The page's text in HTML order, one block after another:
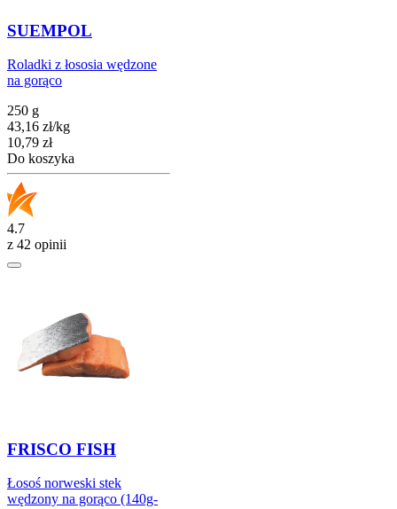
SUEMPOL
Roladki z łososia wędzone
na gorąco
250 g
43,16 zł/kg
Cena
10,79 zł
Do koszyka
4.7
z 42 opinii
FRISCO FISH
Łosoś norweski stek
wędzony na gorąco (140g-